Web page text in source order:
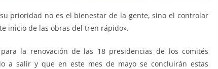
prioridad no es el bienestar de la gente, sino el controlar
inicio de las obras del tren rápido».
la renovación de las 18 presidencias de los comités
a salir y que en este mes de mayo se concluirán estas